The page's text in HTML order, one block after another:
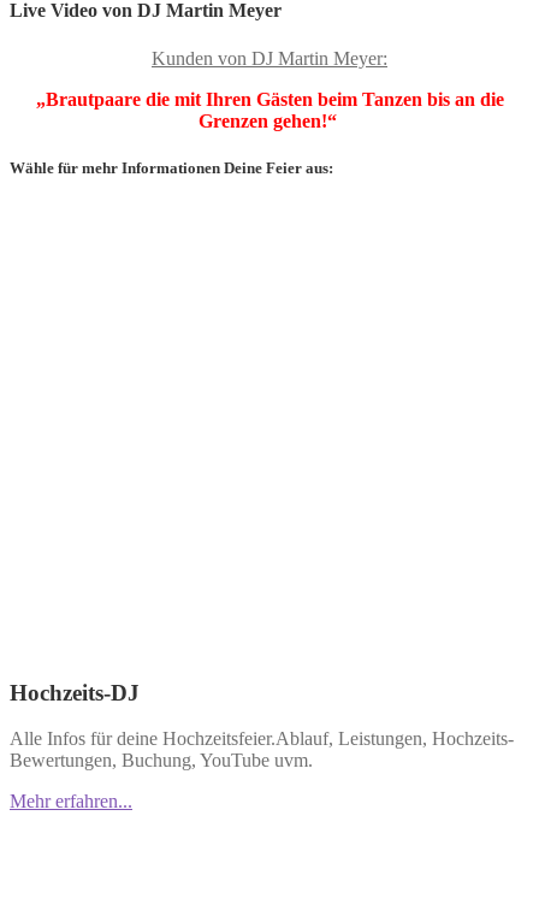
Live Video von DJ Martin Meyer
Kunden von DJ Martin Meyer:
„Brautpaare die mit Ihren Gästen beim Tanzen bis an die
Grenzen gehen!“
Wähle für mehr Informationen Deine Feier aus:
Hochzeits-DJ
Alle Infos für deine Hochzeitsfeier.Ablauf, Leistungen, Hochzeits-
Bewertungen, Buchung, YouTube uvm.
Mehr erfahren...